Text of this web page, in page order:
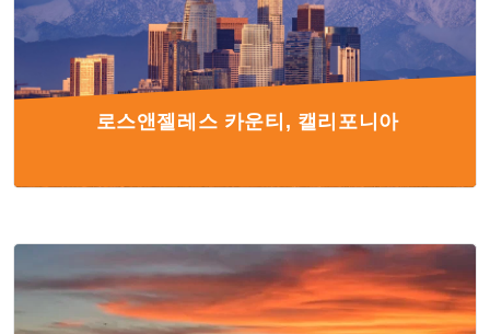
로스앤젤레스 카운티, 캘리포니아